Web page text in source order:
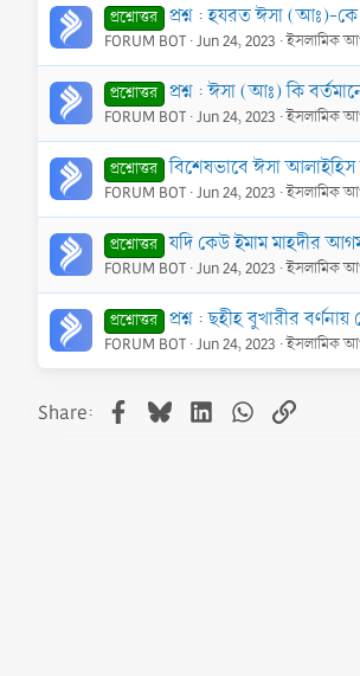
প্রশ্নোত্তর প্রশ্ন : হযরত ঈসা (আঃ)-কে
FORUM BOT Jun 24, 2023 ইসলামিক
প্রশ্নোত্তর প্রশ্ন : ঈসা (আঃ) কি
FORUM BOT Jun 24, 2023 ইসলামিক
প্রশ্নোত্তর বিশেষভাবে ঈসা
FORUM BOT Jun 24, 2023 ইসলামিক
প্রশ্নোত্তর যদি কেউ ইমাম মাহদীর
FORUM BOT Jun 24, 2023 ইসলামিক
প্রশ্নোত্তর প্রশ্ন : ছহীহ বুখারীর
FORUM BOT Jun 24, 2023 ইসলামিক
Share: Facebook
BlueskyLinkedInWhatsApp
Link